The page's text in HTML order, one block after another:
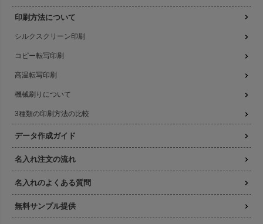
印刷方法について
シルクスクリーン印刷
コピー転写印刷
高温転写印刷
機械刷りについて
3種類の印刷方法の比較
データ作成ガイド
名入れ注文の流れ
名入れのよくある質問
無料サンプル提供